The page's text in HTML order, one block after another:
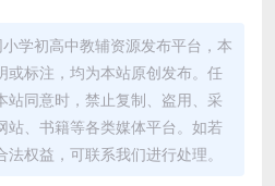
学初高中教辅资源发布平台，本
或标注，均为本站原创发布。任
站同意时，禁止复制、盗用、采
站、书籍等各类媒体平台。如若
权益，可联系我们进行处理。